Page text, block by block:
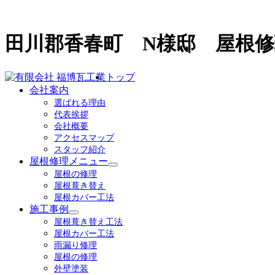
田川郡香春町 N様邸 屋根修
トップ
会社案内
選ばれる理由
代表挨拶
会社概要
アクセスマップ
スタッフ紹介
屋根修理メニュー
サ
ニ
ー
を
屋根の修理
屋根葺き替え
屋根カバー工法
施工事例
サ
ブ
メ
ニ
ュ
ー
屋根葺き替え工法
屋根カバー工法
雨漏り修理
屋根の修理
外壁塗装